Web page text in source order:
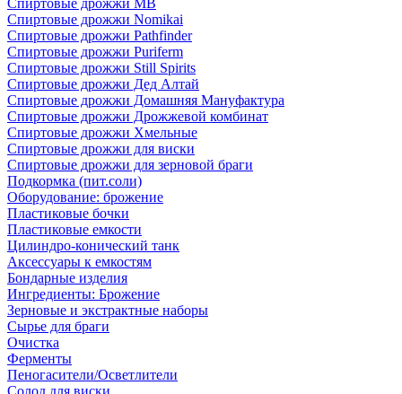
Спиртовые дрожжи MB
Спиртовые дрожжи Nomikai
Спиртовые дрожжи Pathfinder
Спиртовые дрожжи Puriferm
Спиртовые дрожжи Still Spirits
Спиртовые дрожжи Дед Алтай
Спиртовые дрожжи Домашняя Мануфактура
Спиртовые дрожжи Дрожжевой комбинат
Спиртовые дрожжи Хмельные
Спиртовые дрожжи для виски
Спиртовые дрожжи для зерновой браги
Подкормка (пит.соли)
Оборудование: брожение
Пластиковые бочки
Пластиковые емкости
Цилиндро-конический танк
Аксессуары к емкостям
Бондарные изделия
Ингредиенты: Брожение
Зерновые и экстрактные наборы
Сырье для браги
Очистка
Ферменты
Пеногасители/Осветлители
Солод для виски